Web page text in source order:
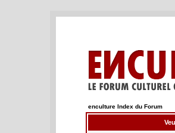
enculture Index du Forum